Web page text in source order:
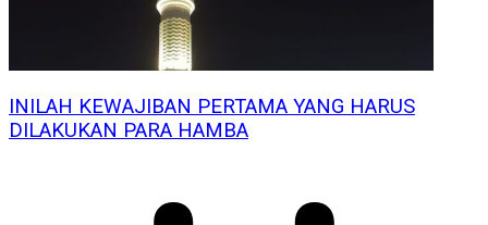
INILAH KEWAJIBAN PERTAMA YANG HARUS
DILAKUKAN PARA HAMBA